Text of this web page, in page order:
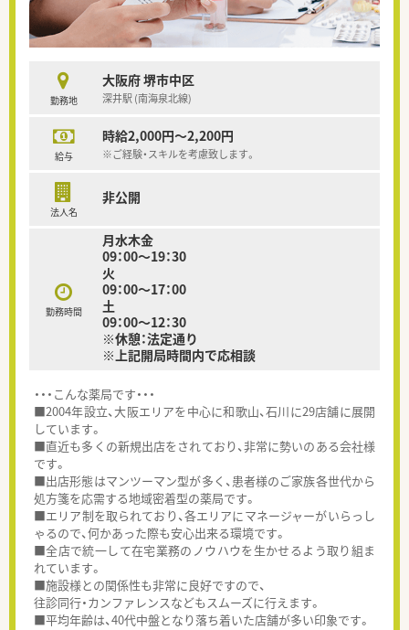
勤務地
大阪府 堺市中区
深井駅 (南海泉北線)
給与
時給2,000円～2,200円
※ご経験・スキルを考慮致します。
法人名
非公開
勤務時間
月水木金
09：00～19：30
火
09：00～17：00
土
09：00～12：30
※休憩：法定通り
※上記開局時間内で応相談
・・・こんな薬局です・・・
■2004年設立、大阪エリアを中心に和歌山、石川に29店舗に展開
しています。
■直近も多くの新規出店をされており、非常に勢いのある会社様
です。
■出店形態はマンツーマン型が多く、患者様のご家族各世代から
処方箋を応需する地域密着型の薬局です。
■エリア制を取られており、各エリアにマネージャーがいらっし
ゃるので、何かあった際も安心出来る環境です。
■全店で統一して在宅業務のノウハウを生かせるよう取り組ま
れています。
■施設様との関係性も非常に良好ですので、
往診同行・カンファレンスなどもスムーズに行えます。
■平均年齢は、40代中盤となり落ち着いた店舗が多い印象です。